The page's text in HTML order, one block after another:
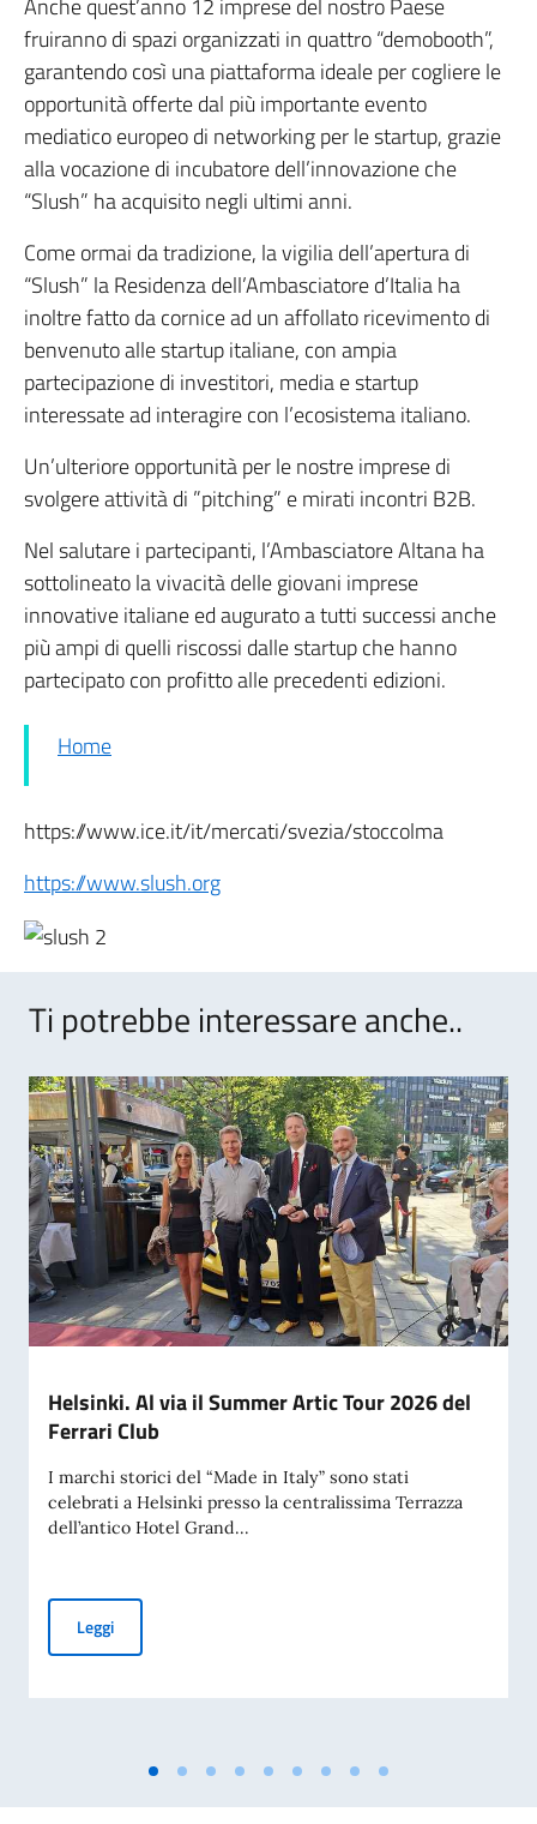
Anche quest’anno 12 imprese del nostro Paese
fruiranno di spazi organizzati in quattro “demobooth”,
garantendo così una piattaforma ideale per cogliere le
opportunità offerte dal più importante evento
mediatico europeo di networking per le startup, grazie
alla vocazione di incubatore dell’innovazione che
“Slush” ha acquisito negli ultimi anni.
Come ormai da tradizione, la vigilia dell’apertura di
“Slush” la Residenza dell’Ambasciatore d’Italia ha
inoltre fatto da cornice ad un affollato ricevimento di
benvenuto alle startup italiane, con ampia
partecipazione di investitori, media e startup
interessate ad interagire con l’ecosistema italiano.
Un’ulteriore opportunità per le nostre imprese di
svolgere attività di ”pitching” e mirati incontri B2B.
Nel salutare i partecipanti, l’Ambasciatore Altana ha
sottolineato la vivacità delle giovani imprese
innovative italiane ed augurato a tutti successi anche
più ampi di quelli riscossi dalle startup che hanno
partecipato con profitto alle precedenti edizioni.
Home
https://www.ice.it/it/mercati/svezia/stoccolma
https://www.slush.org
Ti potrebbe interessare anche..
Helsinki. Al via il Summer Artic Tour 2026 del
Ferrari Club
I marchi storici del “Made in Italy” sono stati
celebrati a Helsinki presso la centralissima Terrazza
dell’antico Hotel Grand...
LeggiHelsinki. Al via il Summer Artic Tour 2026 del Ferrari Club